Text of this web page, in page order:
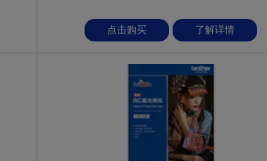
点击购买 了解详情